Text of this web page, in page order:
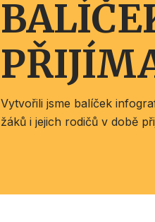
Vytvořili jsme balíček
žáků i jejich rodičů v době